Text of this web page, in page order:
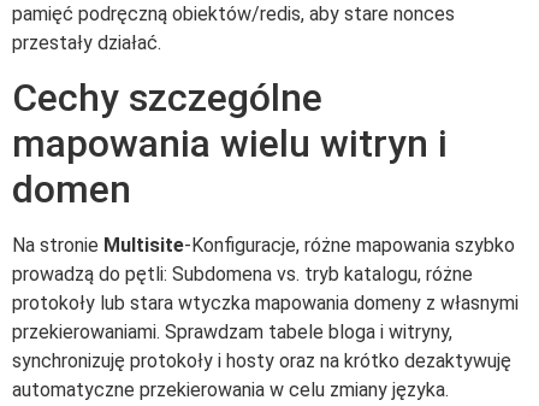
pamięć podręczną obiektów/redis, aby stare nonces
przestały działać.
Cechy szczególne
mapowania wielu witryn i
domen
Na stronie Multisite-Konfiguracje, różne mapowania szybko
prowadzą do pętli: Subdomena vs. tryb katalogu, różne
protokoły lub stara wtyczka mapowania domeny z własnymi
przekierowaniami. Sprawdzam tabele bloga i witryny,
synchronizuję protokoły i hosty oraz na krótko dezaktywuję
automatyczne przekierowania w celu zmiany języka.